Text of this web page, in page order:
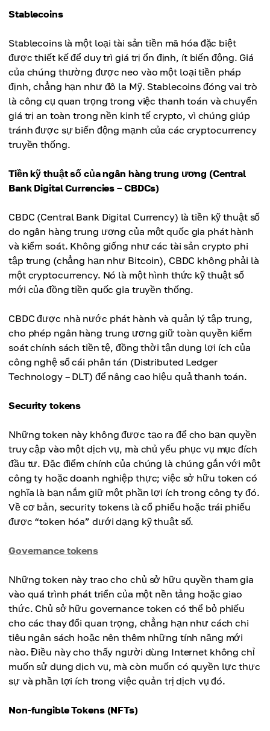
Stablecoins
Stablecoins là một loại tài sản tiền mã hóa đặc biệt
được thiết kế để duy trì giá trị ổn định, ít biến động. Giá
của chúng thường được neo vào một loại tiền pháp
định, chẳng hạn như đô la Mỹ. Stablecoins đóng vai trò
là công cụ quan trọng trong việc thanh toán và chuyển
giá trị an toàn trong nền kinh tế crypto, vì chúng giúp
tránh được sự biến động mạnh của các cryptocurrency
truyền thống.
Tiền kỹ thuật số của ngân hàng trung ương (Central
Bank Digital Currencies – CBDCs)
CBDC (Central Bank Digital Currency) là tiền kỹ thuật số
do ngân hàng trung ương của một quốc gia phát hành
và kiểm soát. Không giống như các tài sản crypto phi
tập trung (chẳng hạn như Bitcoin), CBDC không phải là
một cryptocurrency. Nó là một hình thức kỹ thuật số
mới của đồng tiền quốc gia truyền thống.
CBDC được nhà nước phát hành và quản lý tập trung,
cho phép ngân hàng trung ương giữ toàn quyền kiểm
soát chính sách tiền tệ, đồng thời tận dụng lợi ích của
công nghệ sổ cái phân tán (Distributed Ledger
Technology – DLT) để nâng cao hiệu quả thanh toán.
Security tokens
Những token này không được tạo ra để cho bạn quyền
truy cập vào một dịch vụ, mà chủ yếu phục vụ mục đích
đầu tư. Đặc điểm chính của chúng là chúng gắn với một
công ty hoặc doanh nghiệp thực; việc sở hữu token có
nghĩa là bạn nắm giữ một phần lợi ích trong công ty đó.
Về cơ bản, security tokens là cổ phiếu hoặc trái phiếu
được “token hóa” dưới dạng kỹ thuật số.
Governance tokens
Những token này trao cho chủ sở hữu quyền tham gia
vào quá trình phát triển của một nền tảng hoặc giao
thức. Chủ sở hữu governance token có thể bỏ phiếu
cho các thay đổi quan trọng, chẳng hạn như cách chi
tiêu ngân sách hoặc nên thêm những tính năng mới
nào. Điều này cho thấy người dùng Internet không chỉ
muốn sử dụng dịch vụ, mà còn muốn có quyền lực thực
sự và phần lợi ích trong việc quản trị dịch vụ đó.
Non-fungible Tokens (NFTs)